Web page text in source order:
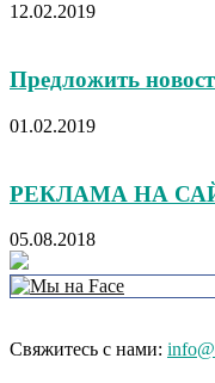
12.02.2019
Предложить
01.02.2019
РЕКЛАМА НА
05.08.2018
Свяжитесь с нами: